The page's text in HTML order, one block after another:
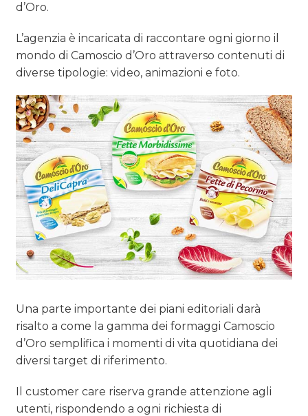
DATI
RICERCHE
PREVISIONI/SCENARI
NORMATIVE
TREND
CASE HISTORY
OPINIONI
d’Oro.
L’agenzia è incaricata di raccontare ogni giorno il
mondo di Camoscio d’Oro attraverso contenuti di
diverse tipologie: video, animazioni e foto.
Una parte importante dei piani editoriali darà
risalto a come la gamma dei formaggi Camoscio
d’Oro semplifica i momenti di vita quotidiana dei
diversi target di riferimento.
Il customer care riserva grande attenzione agli
utenti, rispondendo a ogni richiesta di